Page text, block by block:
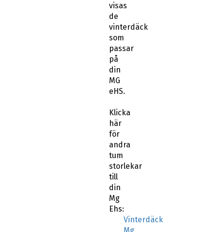
visas
de
vinterdäck
som
passar
på
din
MG
eHS.
Klicka
här
för
andra
tum
storlekar
till
din
Mg
Ehs:
Vinterdäck
Mg